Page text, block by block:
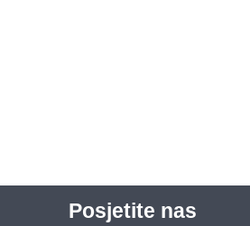
Posjetite nas